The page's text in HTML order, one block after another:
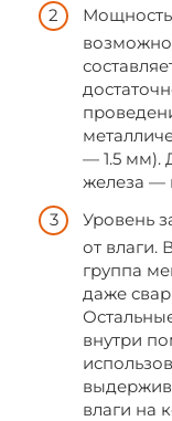
— 1.5 мм).
железа —
Уровень
от влаги.
группа
даже
внутри
влаги на